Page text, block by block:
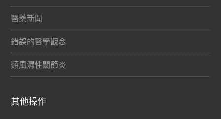
醫藥新聞
錯誤的醫學觀念
類風濕性關節炎
其他操作